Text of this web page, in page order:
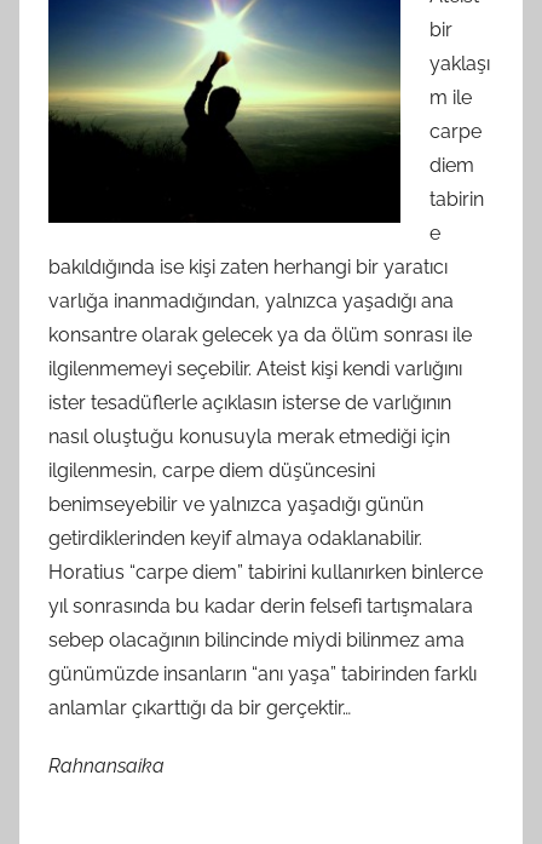
bir
yaklaşı
m ile
carpe
diem
tabirin
e
bakıldığında ise kişi zaten herhangi bir yaratıcı
varlığa inanmadığından, yalnızca yaşadığı ana
konsantre olarak gelecek ya da ölüm sonrası ile
ilgilenmemeyi seçebilir. Ateist kişi kendi varlığını
ister tesadüflerle açıklasın isterse de varlığının
nasıl oluştuğu konusuyla merak etmediği için
ilgilenmesin, carpe diem düşüncesini
benimseyebilir ve yalnızca yaşadığı günün
getirdiklerinden keyif almaya odaklanabilir.
Horatius “carpe diem” tabirini kullanırken binlerce
yıl sonrasında bu kadar derin felsefi tartışmalara
sebep olacağının bilincinde miydi bilinmez ama
günümüzde insanların “anı yaşa” tabirinden farklı
anlamlar çıkarttığı da bir gerçektir…
Rahnansaika